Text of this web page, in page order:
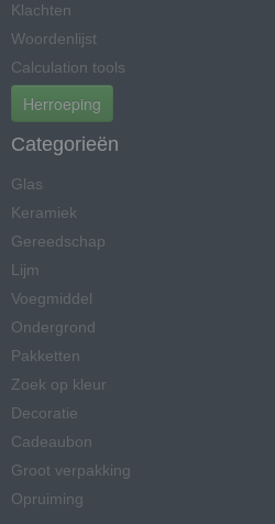
Klachten
Woordenlijst
Calculation tools
Herroeping
Categorieën
Glas
Keramiek
Gereedschap
Lijm
Voegmiddel
Ondergrond
Pakketten
Zoek op kleur
Decoratie
Cadeaubon
Groot verpakking
Opruiming